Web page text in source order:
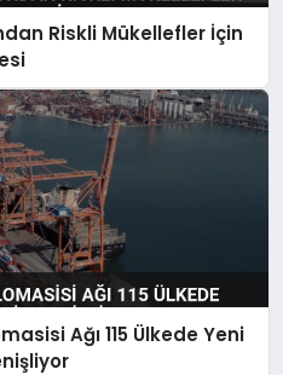
Riskli Mükellefler İçin
Ağı 115 Ülkede Yeni